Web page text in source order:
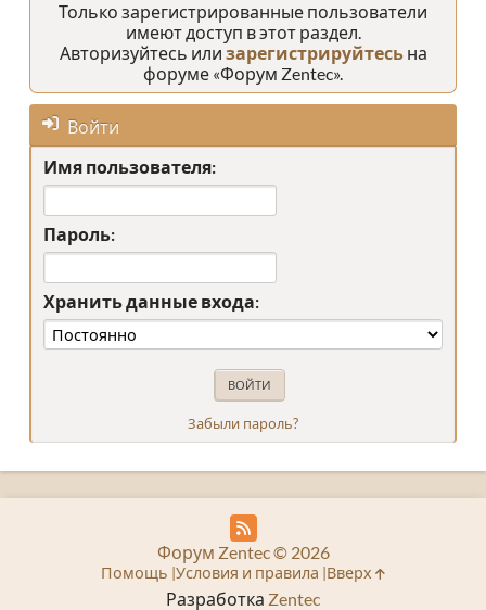
Только зарегистрированные пользователи
имеют доступ в этот раздел.
Авторизуйтесь или зарегистрируйтесьна
форуме «Форум Zentec».
Войти
Имя пользователя:
Пароль:
Хранить данные входа:
Забыли пароль?
Разработка Zentec
Форум Zentec © 2026
Помощь Условия и правила Вверх